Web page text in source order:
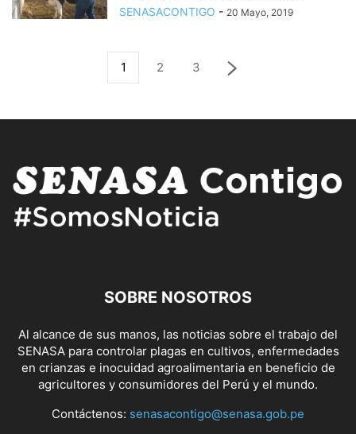
SENASACONTIGO - 20 Mayo, 2019
1 2 3
SOBRE NOSOTROS
Al alcance de sus manos, las noticias sobre el trabajo del
SENASA para controlar plagas en cultivos, enfermedades
en crianzas e inocuidad agroalimentaria en beneficio de
agricultores y consumidores del Perú y el mundo.
Contáctenos: senasacontigo@senasa.gob.pe